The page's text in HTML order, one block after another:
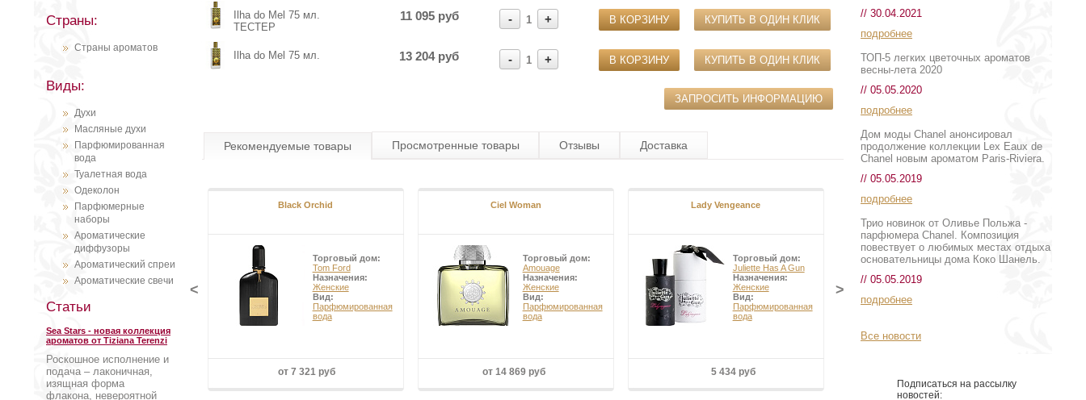
Страны:
Страны ароматов
Виды:
Духи
Масляные духи
Парфюмированная
вода
Туалетная вода
Одеколон
Парфюмерные
наборы
Ароматические
диффузоры
Ароматический спреи
Ароматические свечи
Статьи
Sea Stars - новая коллекция
ароматов от Tiziana Terenzi
Роскошное исполнение и
подача – лаконичная,
изящная форма
флакона, невероятной
Ilha do Mel 75 мл.
ТЕСТЕР
В КОРЗИНУ КУПИТЬ В ОДИН КЛИК
- 1 +
11 095 руб
Ilha do Mel 75 мл. В КОРЗИНУ КУПИТЬ В ОДИН КЛИК
- 1 +
13 204 руб
ЗАПРОСИТЬ ИНФОРМАЦИЮ
Рекомендуемые товары Просмотренные товары Отзывы Доставка
Black Orchid
Торговый дом:
Tom Ford
Назначения:
Женские
Вид:
Парфюмированная
вода
от 7 321 руб
Ciel Woman
Торговый дом:
Amouage
Назначения:
Женские
Вид:
Парфюмированная
вода
от 14 869 руб
Lady Vengeance
Торговый дом:
Juliette Has A Gun
Назначения:
Женские
Вид:
Парфюмированная
вода
5 434 руб
Irish Leather
Торговый дом:
Memo
< >
// 30.04.2021
подробнее
ТОП-5 легких цветочных ароматов
весны-лета 2020
// 05.05.2020
подробнее
Дом моды Chanel анонсировал
продолжение коллекции Lex Eaux de
Chanel новым ароматом Paris-Riviera.
// 05.05.2019
подробнее
Трио новинок от Оливье Польжа -
парфюмера Chanel. Композиция
повествует о любимых местах отдыха
основательницы дома Коко Шанель.
// 05.05.2019
подробнее
Все новости
Подписаться на рассылку
новостей: